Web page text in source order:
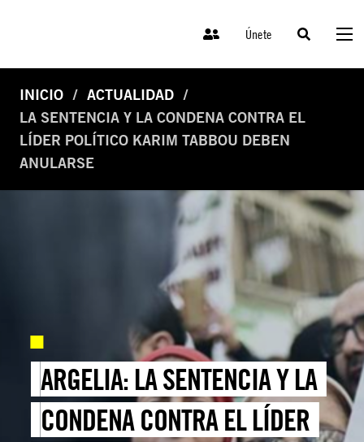
Únete
INICIO
ACTUALIDAD
LA SENTENCIA Y LA CONDENA CONTRA EL
LÍDER POLÍTICO KARIM TABBOU DEBEN
ANULARSE
ARGELIA: LA SENTENCIA Y LA
CONDENA CONTRA EL LÍDER